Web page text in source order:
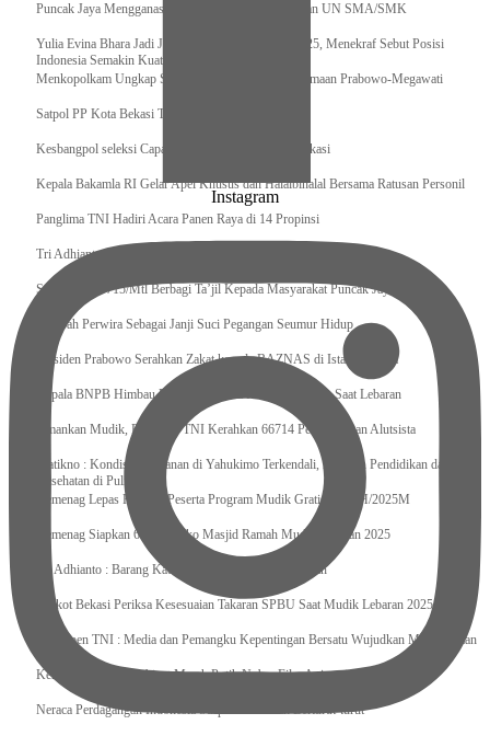
Puncak Jaya Mengganas, TNI-POLRI Solid Amankan UN SMA/SMK
Yulia Evina Bhara Jadi Juri Festival Film Cannes 2025, Menekraf Sebut Posisi
Indonesia Semakin Kuat
Menkopolkam Ungkap Spirit Persatuan dan Kebersamaan Prabowo-Megawati
Satpol PP Kota Bekasi Tertibkan PPKS
Kesbangpol seleksi Capaska 736 Siswa/i se-Kota Bekasi
Kepala Bakamla RI Gelar Apel Khusus dan Halalbihalal Bersama Ratusan Personil
Panglima TNI Hadiri Acara Panen Raya di 14 Propinsi
Tri Adhianto : Kota Bekasi Bisa Mempertahankan Keharmonisasian
Satgas Yonif 715/Mtl Berbagi Ta’jil Kepada Masyarakat Puncak Jaya
Sumpah Perwira Sebagai Janji Suci Pegangan Seumur Hidup
Presiden Prabowo Serahkan Zakat kepada BAZNAS di Istana Negara
Kepala BNPB Himbau Pemda Waspada Potensi Bencana Saat Lebaran
Amankan Mudik, Panglima TNI Kerahkan 66714 Personel Dan Alutsista
Pratikno : Kondisi Keamanan di Yahukimo Terkendali, Layanan Pendidikan dan
Kesehatan di Pulihkan
Kemenag Lepas Ratusan Peserta Program Mudik Gratis 1446 H/2025M
Kemenag Siapkan 6.180 Posko Masjid Ramah Mudik Lebaran 2025
Tri Adhianto : Barang Kadaluarsa Segera di Kembalikan
Walkot Bekasi Periksa Kesesuaian Takaran SPBU Saat Mudik Lebaran 2025
Kapuspen TNI : Media dan Pemangku Kepentingan Bersatu Wujudkan Mudik Aman
Kemenekraf Ajak Kabinet Merah Putih Nobar Film Animasi Jumbo
Neraca Perdagangan Indonesia Surplus 58 Bulan Berturut-turut
Instagram